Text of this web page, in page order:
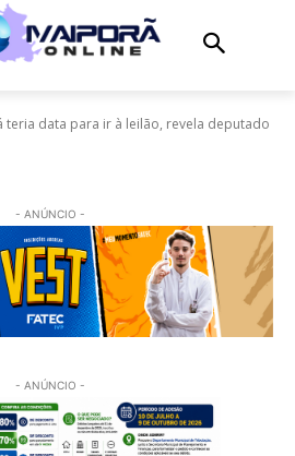
teria data para ir à leilão, revela deputado
- ANÚNCIO -
- ANÚNCIO -